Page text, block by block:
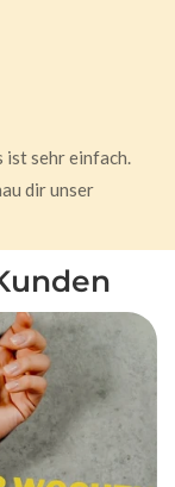
sehr einfach.
dir unser